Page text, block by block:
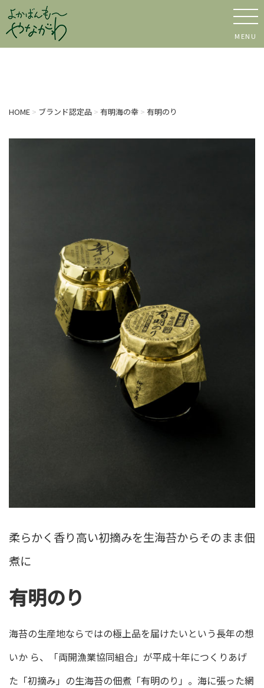
MENU
HOME > ブランド認定品 > 有明海の幸 > 有明のり
柔らかく香り高い初摘みを生海苔からそのまま佃
煮に
有明のり
海苔の生産地ならではの極上品を届けたいという長年の想
いか ら、「両開漁業協同組合」が平成十年につくりあげ
た「初摘み」の生海苔の佃煮「有明のり」。海に張った網